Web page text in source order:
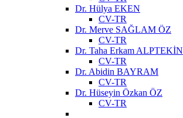
Dr. Hülya EKEN
CV-TR
Dr. Merve SAĞLAM ÖZ
CV-TR
Dr. Taha Erkam ALPTEKİN
CV-TR
Dr. Abidin BAYRAM
CV-TR
Dr. Hüseyin Özkan ÖZ
CV-TR